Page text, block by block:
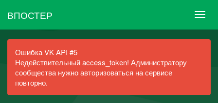
ВПОСТЕР
Ошибка VK API #5
Недействительный access_token! Администратору
сообщества нужно авторизоваться на сервисе
повторно.